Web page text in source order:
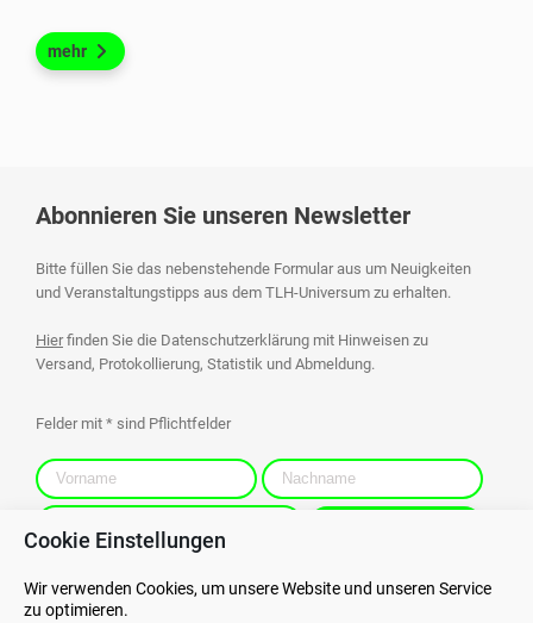
Cookie Einstellungen
Wir verwenden Cookies, um unsere Website und unseren Service
zu optimieren.
mehr
Abonnieren Sie unseren Newsletter
Bitte füllen Sie das nebenstehende Formular aus um Neuigkeiten
und Veranstaltungstipps aus dem TLH-Universum zu erhalten.
Hierfinden Sie die Datenschutzerklärung mit Hinweisen zu
Versand, Protokollierung, Statistik und Abmeldung.
Felder mit * sind Pflichtfelder